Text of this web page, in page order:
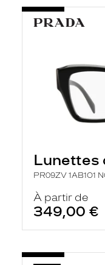
Lunettes
PR09ZV 1AB1O1
À partir de
349,00 €